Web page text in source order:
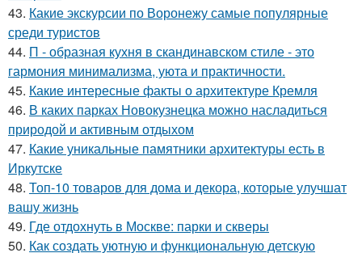
43. Какие экскурсии по Воронежу самые популярные
среди туристов
44. П - образная кухня в скандинавском стиле - это
гармония минимализма, уюта и практичности.
45. Какие интересные факты о архитектуре Кремля
46. В каких парках Новокузнецка можно насладиться
природой и активным отдыхом
47. Какие уникальные памятники архитектуры есть в
Иркутске
48. Топ-10 товаров для дома и декора, которые улучшат
вашу жизнь
49. Где отдохнуть в Москве: парки и скверы
50. Как создать уютную и функциональную детскую